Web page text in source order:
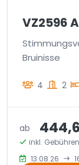
VZ2596
Bruinisse
4 2
ab
inkl. Gebühren
13.08.26